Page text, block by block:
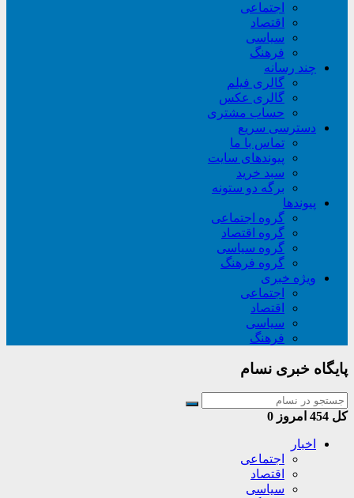
اجتماعی
اقتصاد
سیاسی
فرهنگ
چند رسانه
گالری فیلم
گالری عکس
حساب مشتری
دسترسی سریع
تماس با ما
پیوندهای سایت
سبد خريد
برگه دو ستونه
پیوندها
گروه اجتماعی
گروه اقتصاد
گروه سیاسی
گروه فرهنگ
ویژه خبری
اجتماعی
اقتصاد
سیاسی
فرهنگ
پایگاه خبری نسام
کل امروز 0
اخبار
اجتماعی
اقتصاد
سیاسی